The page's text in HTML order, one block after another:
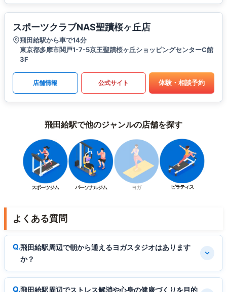
スポーツクラブNAS聖蹟桜ヶ丘店
飛田給駅から車で14分
東京都多摩市関戸1-7-5京王聖蹟桜ヶ丘ショッピングセンターC館
3F
店舗情報 公式サイト 体験・相談予約
飛田給駅で他のジャンルの店舗を探す
スポーツジム パーソナルジム ヨガ ピラティス
よくある質問
飛田給駅周辺で朝から通えるヨガスタジオはあります
か？
飛田給駅周辺でストレス解消や心身の健康づくりを目的